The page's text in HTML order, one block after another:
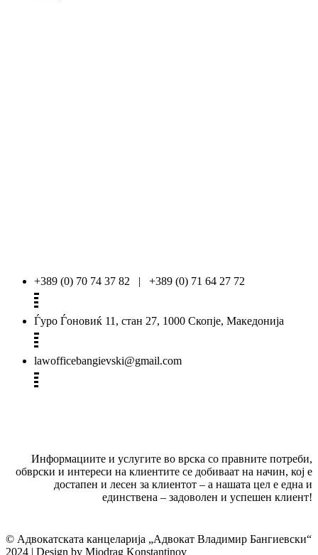
+389 (0) 70 74 37 82 | +389 (0) 71 64 27 72
Ѓуро Ѓоновиќ 11, стан 27, 1000 Скопје, Македонија
lawofficebangievski@gmail.com
Информациите и услугите во врска со правните потреби,
обврски и интереси на клиентите се добиваат на начин, кој е
достапен и лесен за клиентот – а нашата цел е една и
единствена – задоволен и успешен клиент!
© Адвокатската канцеларија „Адвокат Владимир Бангиевски“
2024 | Design by Miodrag Konstantinov